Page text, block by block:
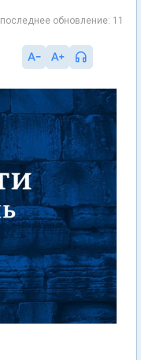
обновление: 11